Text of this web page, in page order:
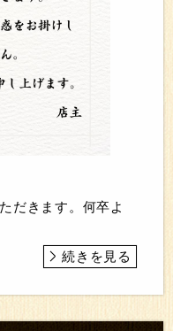
だきます。何卒よ
続きを見る